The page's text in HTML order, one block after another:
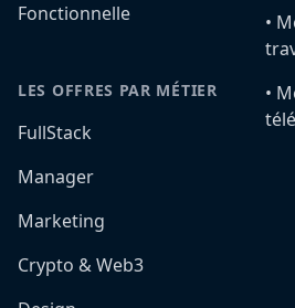
Fonctionnelle
LES OFFRES PAR MÉTIER
FullStack
Manager
Marketing
Crypto & Web3
•️
•️